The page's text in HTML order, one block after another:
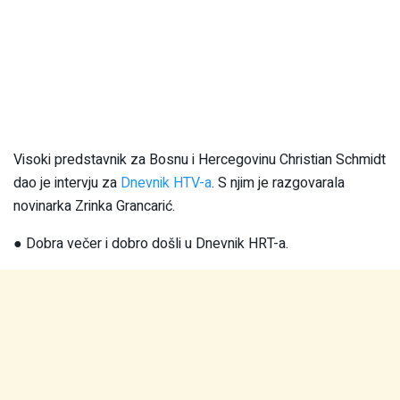
Visoki predstavnik za Bosnu i Hercegovinu Christian Schmidt
dao je intervju za Dnevnik HTV-a. S njim je razgovarala
novinarka Zrinka Grancarić.
● Dobra večer i dobro došli u Dnevnik HRT-a.